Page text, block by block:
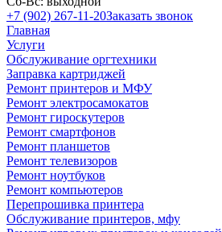
+7 (902) 267-11-20Заказать звонок
Главная
Услуги
Обслуживание оргтехники
Заправка картриджей
Ремонт принтеров и МФУ
Ремонт электросамокатов
Ремонт гироскутеров
Ремонт смартфонов
Ремонт планшетов
Ремонт телевизоров
Ремонт ноутбуков
Ремонт компьютеров
Перепрошивка принтера
Обслуживание принтеров, мфу